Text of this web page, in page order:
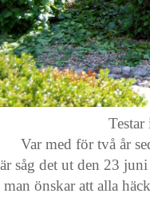
Var med för två år
såg det ut den 23
önskar att alla